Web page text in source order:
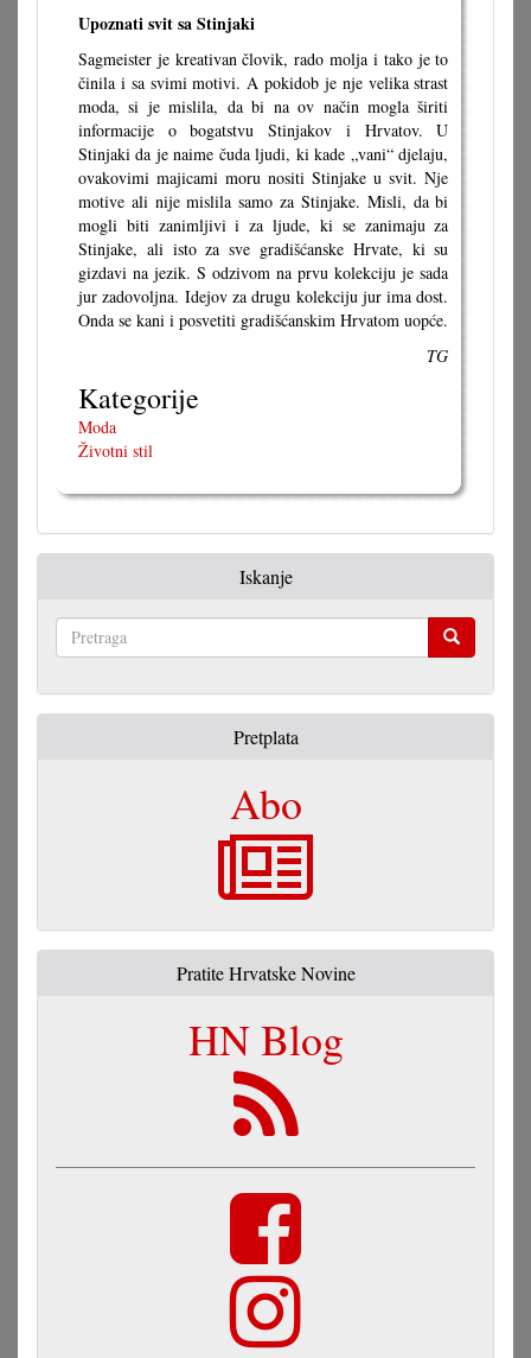
Upoznati svit sa Stinjaki
Sagmeister je kreativan človik, rado molja i tako je to
činila i sa svimi motivi. A pokidob je nje velika strast
moda, si je mislila, da bi na ov način mogla širiti
informacije o bogatstvu Stinjakov i Hrvatov. U
Stinjaki da je naime čuda ljudi, ki kade „vani“ djelaju,
ovakovimi majicami moru nositi Stinjake u svit. Nje
motive ali nije mislila samo za Stinjake. Misli, da bi
mogli biti zanimljivi i za ljude, ki se zanimaju za
Stinjake, ali isto za sve gradišćanske Hrvate, ki su
gizdavi na jezik. S odzivom na prvu kolekciju je sada
jur zadovoljna. Idejov za drugu kolekciju jur ima dost.
Onda se kani i posvetiti gradišćanskim Hrvatom uopće.
TG
Kategorije
Moda
Životni stil
Iskanje
Pretplata
Abo
Pratite Hrvatske Novine
HN Blog